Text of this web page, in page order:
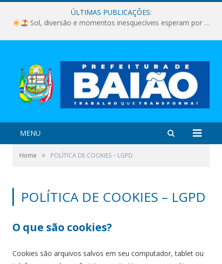
ÚLTIMAS PUBLICAÇÕES:
Sol, diversão e momentos inesquecíveis esperam por você!
MENU
Home » POLÍTICA DE COOKIES – LGPD
POLÍTICA DE COOKIES – LGPD
O que são cookies?
Cookies são arquivos salvos em seu computador, tablet ou